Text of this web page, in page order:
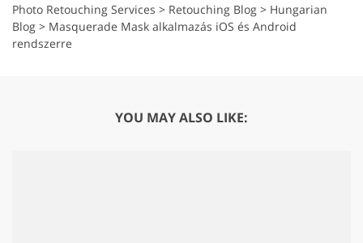
Photo Retouching Services > Retouching Blog > Hungarian
Blog > Masquerade Mask alkalmazás iOS és Android
rendszerre
YOU MAY ALSO LIKE: